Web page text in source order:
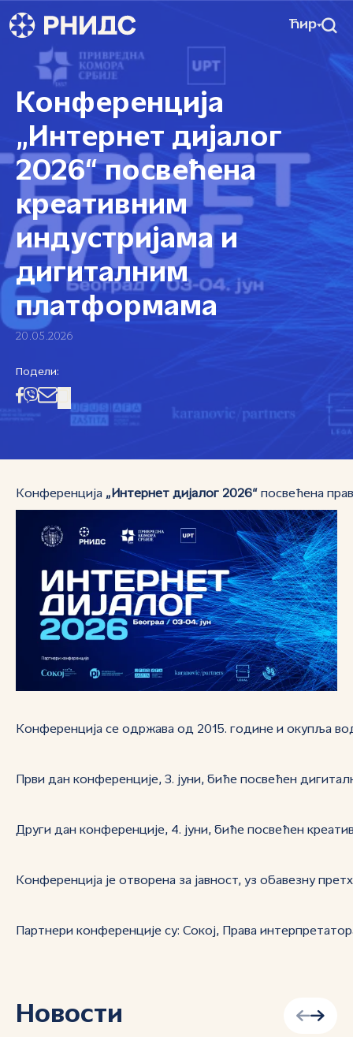
Ћир
Конференција
„Интернет дијалог
2026“ посвећена
креативним
индустријама и
дигиталним
платформама
20.05.2026
Подели:
Конференција „Интернет дијалог 2026“ посвећена
Конференција се одржава од 2015. године и окупља
Први дан конференције, 3. јуни, биће посвећен
Други дан конференције, 4. јуни, биће посвећен
Конференција је отворена за јавност, уз обавезну
Партнери конференције су: Сокој, Права
Новости